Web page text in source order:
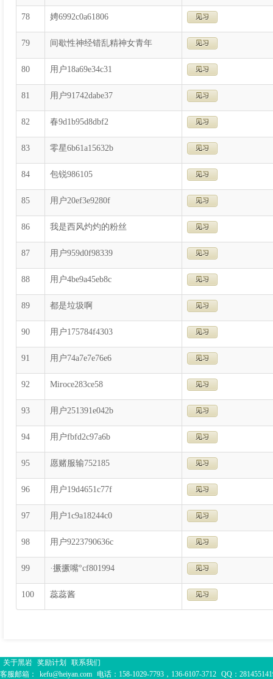
78 娉6992c0a61806
79 间歇性神经错乱精神女青年
80 用户18a69e34c31
81 用户91742dabe37
82 春9d1b95d8dbf2
83 零星6b61a15632b
84 包锐986105
85 用户20ef3e9280f
86 我是西风灼灼的粉丝
87 用户959d0f98339
88 用户4be9a45eb8c
89 都是垃圾啊
90 用户175784f4303
91 用户74a7e7e76e6
92 Miroce283ce58
93 用户251391e042b
94 用户fbfd2c97a6b
95 愿赌服输752185
96 用户19d4651c77f
97 用户1c9a18244c0
98 用户9223790636c
99 ·撅撅嘴°cf801994
100 蕊蕊酱
关于黑岩 奖励计划
联系我们
客服邮箱：
kefu@heiyan.com 电话：158-1029-7793，136-6107-3712 QQ：